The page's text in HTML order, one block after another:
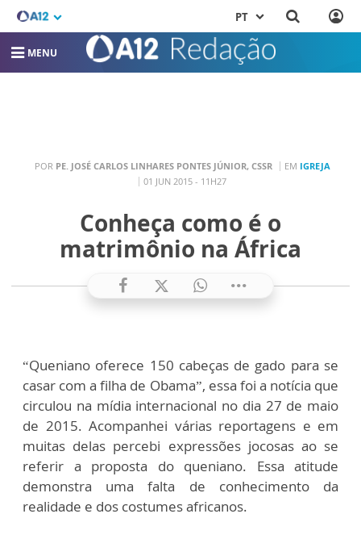
PT
MENU
POR PE. JOSÉ CARLOS LINHARES PONTES JÚNIOR, CSSR EM IGREJA
01 JUN 2015 - 11H27
Conheça como é o
matrimônio na África
“Queniano oferece 150 cabeças de gado para se
casar com a filha de Obama”, essa foi a notícia que
circulou na mídia internacional no dia 27 de maio
de 2015. Acompanhei várias reportagens e em
muitas delas percebi expressões jocosas ao se
referir a proposta do queniano. Essa atitude
demonstra uma falta de conhecimento da
realidade e dos costumes africanos.